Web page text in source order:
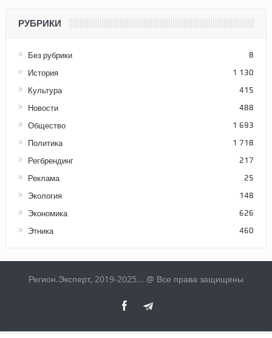
РУБРИКИ
Без рубрики 8
История 1 130
Культура 415
Новости 488
Общество 1 693
Политика 1 718
Регбрендинг 217
Реклама 25
Экология 148
Экономика 626
Этника 460
Регион.Эксперт, 2019-2025... @ Все права защищены